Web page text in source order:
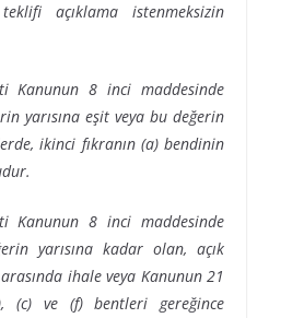
açıklama istenmeksizin
Kanunun 8 inci maddesinde
yarısına eşit veya bu değerin
ikinci fıkranın (a) bendinin
Kanunun 8 inci maddesinde
yarısına kadar olan, açık
ihale veya Kanunun 21
(c) ve (f) bentleri gereğince